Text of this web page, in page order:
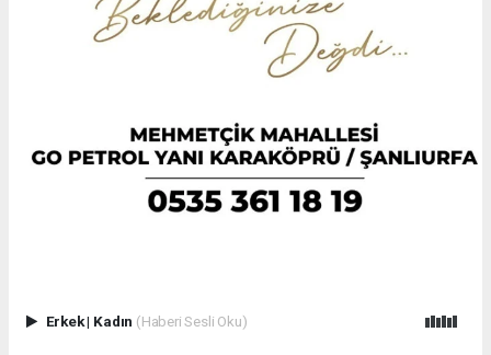
Erkek| Kadın (Haberi Sesli Oku)